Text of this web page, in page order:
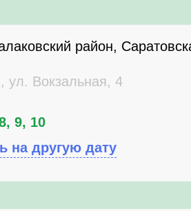
район,
ул. Вокзальная, 4
9, 10
на другую дату